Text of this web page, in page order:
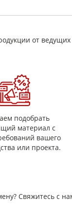
отраслевым
среди других
даже при
Изделия из
под влиянием
В отличие от
Изделия из
от
подобрать
материал с
вашего
или проекта.
Свяжитесь с